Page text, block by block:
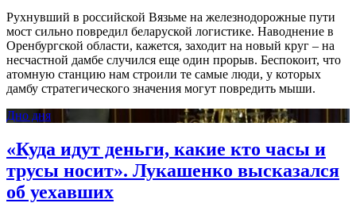
Рухнувший в российской Вязьме на железнодорожные пути
мост сильно повредил беларуской логистике. Наводнение в
Оренбургской области, кажется, заходит на новый круг – на
несчастной дамбе случился еще один прорыв. Беспокоит, что
атомную станцию нам строили те самые люди, у которых
дамбу стратегического значения могут повредить мыши.
Дно дня
«Куда идут деньги, какие кто часы и
трусы носит». Лукашенко высказался
об уехавших